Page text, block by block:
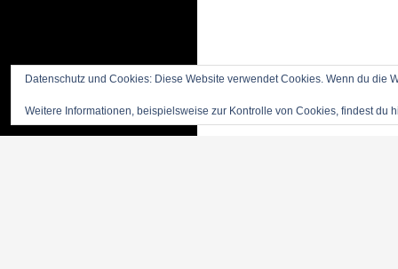
Datenschutz und Cookies: Diese Website verwendet Cookies. Wenn du die
Weitere Informationen, beispielsweise zur Kontrolle von Cookies, findest du